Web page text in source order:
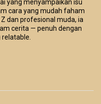
yang menyampaikan isu
cara yang mudah faham
dan profesional muda, ia
cerita — penuh dengan
relatable.